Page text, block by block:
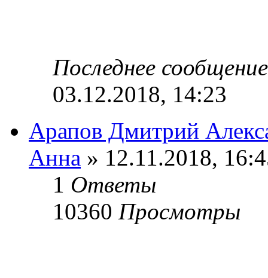
Последнее
03.12.2018, 14:23
Арапов Дмитрий
Анна » 12.11.2018,
1 Ответы
10360 Просмотры